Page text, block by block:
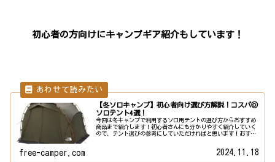
初心者の方向けにキャンプギア紹介もしています！
【冬ソロキャンプ】初心者向け選び方解説！コスパ◎
ソロテント4選！
今回は冬キャンプで利用するソロ用テントの選び方からおすすめ
商品まで紹介します！初心者さんにも分かりやすく紹介していく
ので、テント選びの参考にしていただければと思います！おすす
free-camper.com 2024.11.18